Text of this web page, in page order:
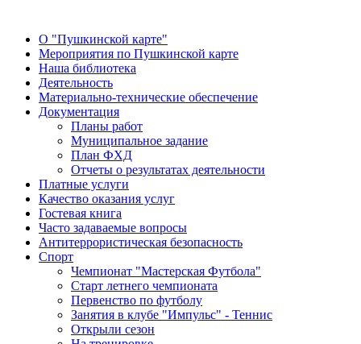
О "Пушкинской карте"
Мероприятия по Пушкинской карте
Наша библиотека
Деятельность
Материально-технические обеспечение
Документация
Планы работ
Муниципальное задание
План ФХД
Отчеты о результатах деятельности
Платные услуги
Качество оказания услуг
Гостевая книга
Часто задаваемые вопросы
Антитеррористическая безопасность
Спорт
Чемпионат "Мастерская Футбола"
Старт летнего чемпионата
Первенство по футболу
Занятия в клубе "Импульс" - Теннис
Открыли сезон